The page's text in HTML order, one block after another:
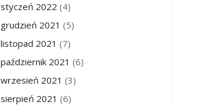
styczeń 2022 (4)
grudzień 2021 (5)
listopad 2021 (7)
październik 2021 (6)
wrzesień 2021 (3)
sierpień 2021 (6)